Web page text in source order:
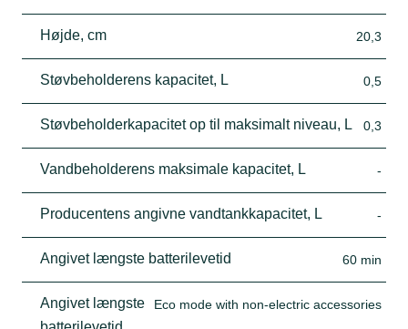
Højde, cm 20,3
Støvbeholderens kapacitet, L 0,5
Støvbeholderkapacitet op til maksimalt niveau, L 0,3
Vandbeholderens maksimale kapacitet, L -
Producentens angivne vandtankkapacitet, L -
Angivet længste batterilevetid 60 min
Angivet længste
Eco mode with non-electric accessories